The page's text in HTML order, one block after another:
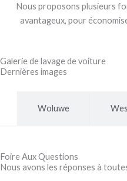
Nous proposons plusieurs
avantageux, pour
Galerie de lavage de voiture
Dernières images
Woluwe
Foire Aux Questions
Nous avons les réponses à